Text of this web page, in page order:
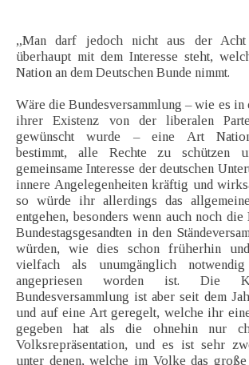
„Man darf jedoch nicht aus der
überhaupt mit dem Interesse steht,
Nation an dem Deutschen Bunde nimmt.
Wäre die Bundesversammlung – wie es in
ihrer Existenz von der liberalen
gewünscht wurde – eine Art
bestimmt, alle Rechte zu schützen
gemeinsame Interesse der deutschen
innere Angelegenheiten kräftig und
so würde ihr allerdings das
entgehen, besonders wenn auch noch
Bundestagsgesandten in den
würden, wie dies schon früherhin
vielfach als unumgänglich
angepriesen worden ist. Die
Bundesversammlung ist aber seit dem
und auf eine Art geregelt, welche ihr
gegeben hat als die ohnehin nur
Volksrepräsentation, und es ist sehr
unter denen, welche im Volke das